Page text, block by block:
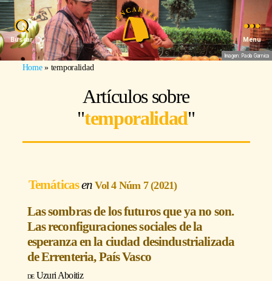
Buscar Menu
Imagen: Paola Garnica
Home» temporalidad
Artículos sobre
"temporalidad"
Temáticas Vol 4 Núm 7 (2021)
Las sombras de los futuros que ya no son.
Las reconfiguraciones sociales de la
esperanza en la ciudad desindustrializada
de Errenteria, País Vasco
Uzuri Aboitiz